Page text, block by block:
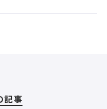
記事